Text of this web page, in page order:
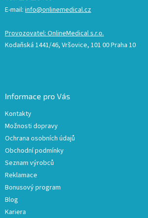
E-mail: info@onlinemedical.cz
Provozovatel: OnlineMedical s.r.o.
Kodaňská 1441/46, Vršovice, 101 00 Praha 10
Informace pro Vás
Kontakty
Možnosti dopravy
Ochrana osobních údajů
Obchodní podmínky
Seznam výrobců
Reklamace
Bonusový program
Blog
Kariera